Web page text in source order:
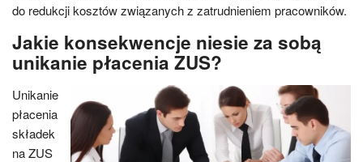
do redukcji kosztów związanych z zatrudnieniem pracowników.
Jakie konsekwencje niesie za sobą
unikanie płacenia ZUS?
Unikanie
płacenia
składek
na ZUS